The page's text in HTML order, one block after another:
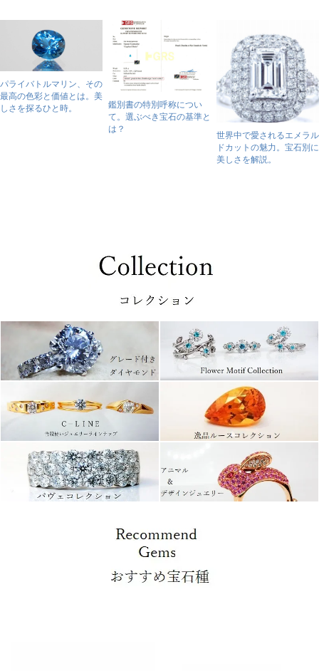
パライバトルマリン、その
最高の色彩と価値とは。美
しさを探るひと時。
鑑別書の特別呼称につい
て。選ぶべき宝石の基準と
は？
世界中で愛されるエメラル
ドカットの魅力。宝石別に
美しさを解説。